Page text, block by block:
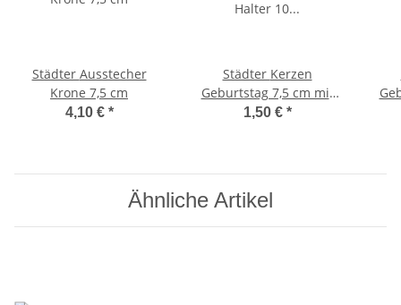
Städter Ausstecher
Krone 7,5 cm
4,10 € *
Städter Kerzen
Geburtstag 7,5 cm mit
Halter 10 Stück
1,50 € *
Ähnliche Artikel